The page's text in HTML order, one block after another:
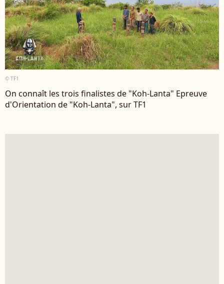
© TF1
On connaît les trois finalistes de "Koh-Lanta" Epreuve
d'Orientation de "Koh-Lanta", sur TF1